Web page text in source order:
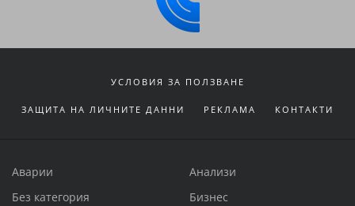
УСЛОВИЯ ЗА ПОЛЗВАНЕ
ЗАЩИТА НА ЛИЧНИТЕ ДАННИ РЕКЛАМА КОНТАКТИ
Аварии
Анализи
Без категория
Бизнес